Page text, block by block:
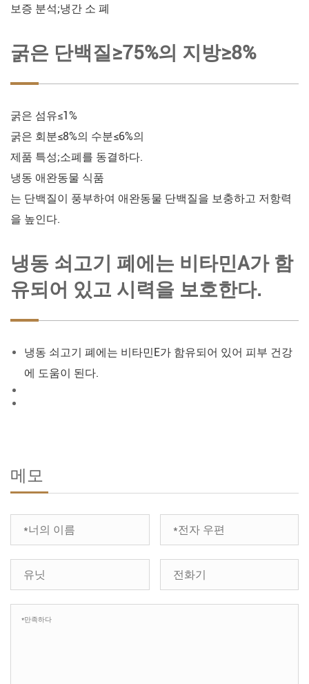
보증 분석;냉간 소 폐
굵은 단백질≥75%의 지방≥8%
굵은 섬유≤1%
굵은 회분≤8%의 수분≤6%의
제품 특성;소폐를 동결하다.
냉동 애완동물 식품
는 단백질이 풍부하여 애완동물 단백질을 보충하고 저항력
을 높인다.
냉동 쇠고기 폐에는 비타민A가 함
유되어 있고 시력을 보호한다.
냉동 쇠고기 폐에는 비타민E가 함유되어 있어 피부 건강
에 도움이 된다.
메모